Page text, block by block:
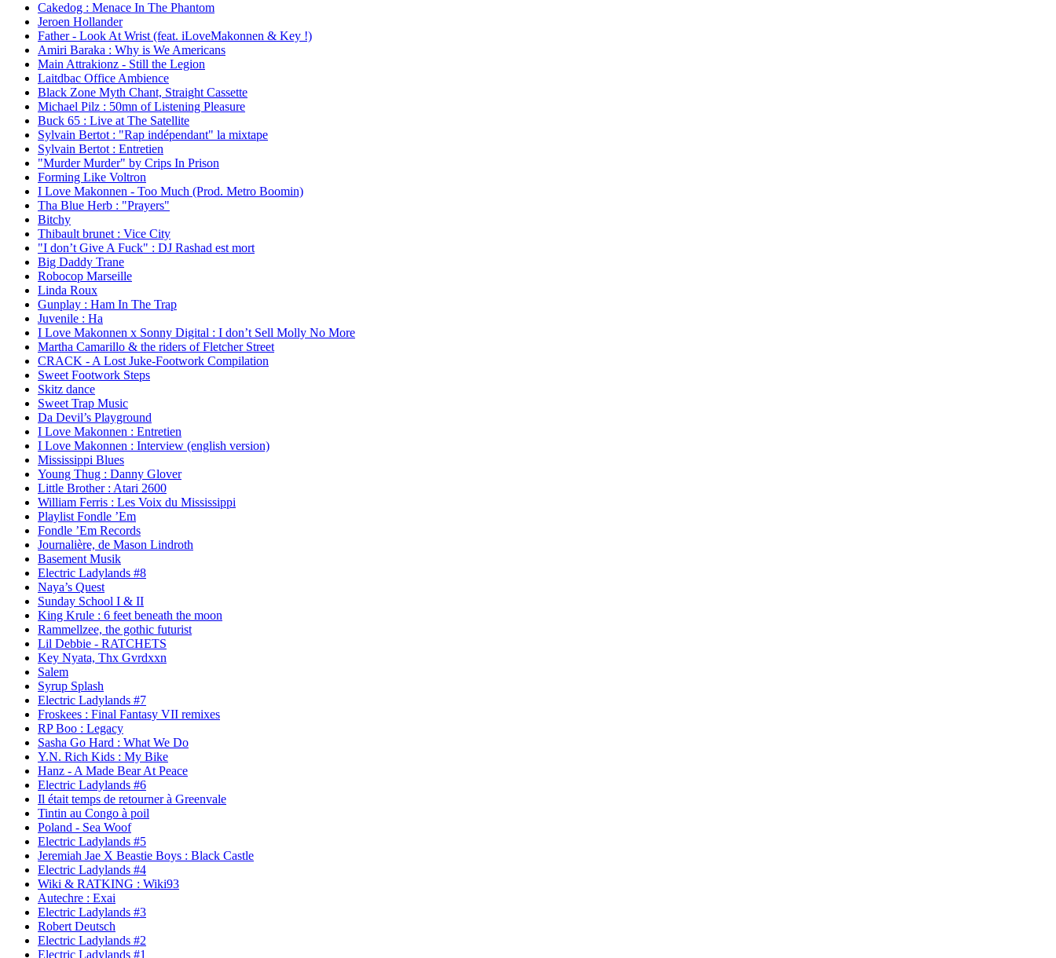
Cakedog : Menace In The Phantom
Jeroen Hollander
Father - Look At Wrist (feat. iLoveMakonnen & Key !)
Amiri Baraka : Why is We Americans
Main Attrakionz - Still the Legion
Laitdbac Office Ambience
Black Zone Myth Chant, Straight Cassette
Michael Pilz : 50mn of Listening Pleasure
Buck 65 : Live at The Satellite
Sylvain Bertot : "Rap indépendant" la mixtape
Sylvain Bertot : Entretien
"Murder Murder" by Crips In Prison
Forming Like Voltron
I Love Makonnen - Too Much (Prod. Metro Boomin)
Tha Blue Herb : "Prayers"
Bitchy
Thibault brunet : Vice City
"I don’t Give A Fuck" : DJ Rashad est mort
Big Daddy Trane
Robocop Marseille
Linda Roux
Gunplay : Ham In The Trap
Juvenile : Ha
I Love Makonnen x Sonny Digital : I don’t Sell Molly No More
Martha Camarillo & the riders of Fletcher Street
CRACK - A Lost Juke-Footwork Compilation
Sweet Footwork Steps
Skitz dance
Sweet Trap Music
Da Devil’s Playground
I Love Makonnen : Entretien
I Love Makonnen : Interview (english version)
Mississippi Blues
Young Thug : Danny Glover
Little Brother : Atari 2600
William Ferris : Les Voix du Mississippi
Playlist Fondle ’Em
Fondle ’Em Records
Journalière, de Mason Lindroth
Basement Musik
Electric Ladylands #8
Naya’s Quest
Sunday School I & II
King Krule : 6 feet beneath the moon
Rammellzee, the gothic futurist
Lil Debbie - RATCHETS
Key Nyata, Thx Gvrdxxn
Salem
Syrup Splash
Electric Ladylands #7
Froskees : Final Fantasy VII remixes
RP Boo : Legacy
Sasha Go Hard : What We Do
Y.N. Rich Kids : My Bike
Hanz - A Made Bear At Peace
Electric Ladylands #6
Il était temps de retourner à Greenvale
Tintin au Congo à poil
Poland - Sea Woof
Electric Ladylands #5
Jeremiah Jae X Beastie Boys : Black Castle
Electric Ladylands #4
Wiki & RATKING : Wiki93
Autechre : Exai
Electric Ladylands #3
Robert Deutsch
Electric Ladylands #2
Electric Ladylands #1